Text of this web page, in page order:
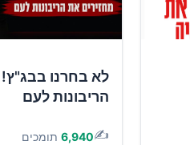
לא בחרנו
הריבונות לעם
✍️
6,940 תומכים